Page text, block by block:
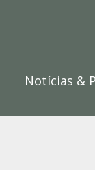
Notícias &